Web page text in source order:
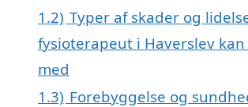
1.2) Typer af skader og
fysioterapeut i Haverslev
med
1.3) Forebyggelse og